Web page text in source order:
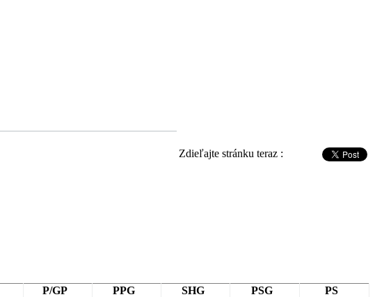
Zdieľajte stránku teraz :
P/GP PPG SHG PSG
PS